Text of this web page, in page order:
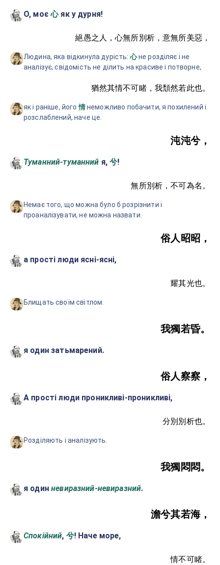
О, моє心як у дурня!
絕愚之人，心無所別析，意無所美惡，
Людина, яка відкинула дурість: 心не розділяє і не
аналізує, свідомість не ділить на красиве і потворне,
猶然其情不可睹，我頹然若此也。
як і раніше, його情неможливо побачити, я похилений і
розслаблений, наче це.
沌沌兮，
Туманний-туманний я,兮!
無所別析，不可為名。
Немає того, що можна було б розрізнити і
проаналізувати, не можна назвати.
俗人昭昭，
а прості люди ясні-ясні,
耀其光也。
Блищать своїм світлом.
我獨若昏。
я один затьмарений.
俗人察察，
А прості люди проникливі-проникливі,
分別別析也。
Розділяють і аналізують.
我獨悶悶。
я одинневиразний-невиразний.
澹兮其若海，
Спокійний, 兮! Наче море,
情不可睹。